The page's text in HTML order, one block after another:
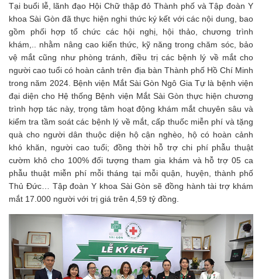
Tại buổi lễ, lãnh đạo Hội Chữ thập đỏ Thành phố và Tập đoàn Y
khoa Sài Gòn đã thực hiện nghi thức ký kết với các nội dung, bao
gồm phối hợp tổ chức các hội nghị, hội thảo, chương trình
khám,.. nhằm nâng cao kiến thức, kỹ năng trong chăm sóc, bảo
vệ mắt cũng như phòng tránh, điều trị các bệnh lý về mắt cho
người cao tuổi có hoàn cảnh trên địa bàn Thành phố Hồ Chí Minh
trong năm 2024. Bệnh viện Mắt Sài Gòn Ngô Gia Tự là bệnh viện
đại diện cho Hệ thống Bệnh viện Mắt Sài Gòn thực hiện chương
trình hợp tác này, trọng tâm hoạt động khám mắt chuyên sâu và
kiểm tra tầm soát các bệnh lý về mắt, cấp thuốc miễn phí và tặng
quà cho người dân thuộc diện hộ cận nghèo, hộ có hoàn cảnh
khó khăn, người cao tuổi; đồng thời hỗ trợ chi phí phẫu thuật
cườm khô cho 100% đối tượng tham gia khám và hỗ trợ 05 ca
phẫu thuật miễn phí mỗi tháng tại mỗi quận, huyện, thành phố
Thủ Đức… Tập đoàn Y khoa Sài Gòn sẽ đồng hành tài trợ khám
mắt 17.000 người với trị giá trên 4,59 tỷ đồng.